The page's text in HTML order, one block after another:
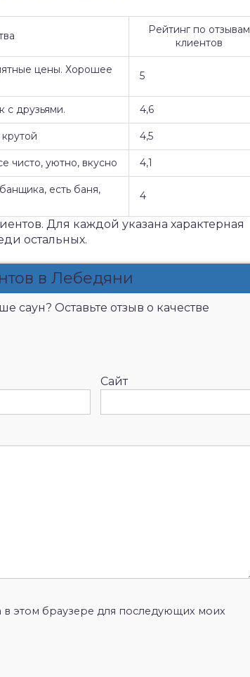
Рейтинг по отзывам
клиентов
цены. Хорошее
5
с друзьями. 4,6
4,5
чисто, уютно, вкусно 4,1
есть баня,
4
Для каждой указана характерная
остальных.
в Лебедяни
саун? Оставьте отзыв о качестве
Сайт
в этом браузере для последующих моих